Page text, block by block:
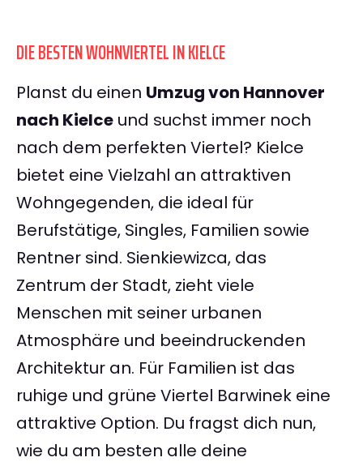
DIE BESTEN WOHNVIERTEL IN KIELCE
Planst du einen Umzug von Hannover
nach Kielce und suchst immer noch
nach dem perfekten Viertel? Kielce
bietet eine Vielzahl an attraktiven
Wohngegenden, die ideal für
Berufstätige, Singles, Familien sowie
Rentner sind. Sienkiewizca, das
Zentrum der Stadt, zieht viele
Menschen mit seiner urbanen
Atmosphäre und beeindruckenden
Architektur an. Für Familien ist das
ruhige und grüne Viertel Barwinek eine
attraktive Option. Du fragst dich nun,
wie du am besten alle deine